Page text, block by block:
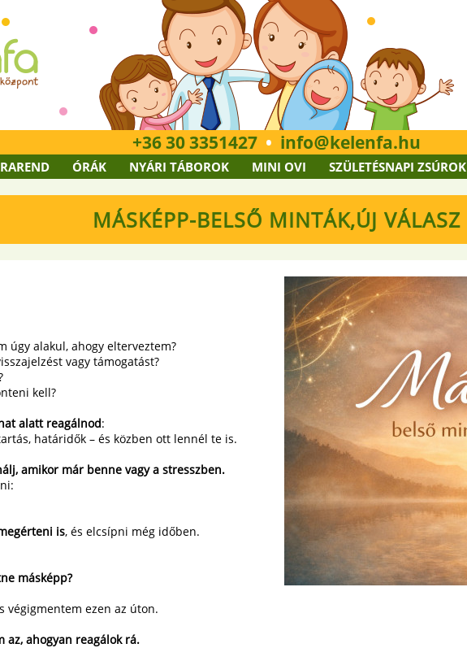
+36 30 3351427 • info kelenfa.hu
ÓRÁK NYÁRI TÁBOROK MINI OVI SZÜLETÉSNAPI ZSÚROK
MÁSKÉPP-BELSŐ MINTÁK,ÚJ VÁLASZ
úgy alakul, ahogy elterveztem?
vagy támogatást?
kell?
alatt reagálnod:
határidők – és közben ott lennél te is.
amikor már benne vagy a stresszben.
is, és elcsípni még időben.
másképp?
végigmentem ezen az úton.
az, ahogyan reagálok rá.